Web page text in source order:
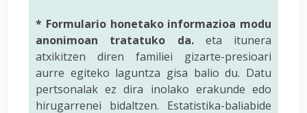
* Formulario honetako informazioa modu
anonimoan tratatuko da.eta itunera
atxikitzen diren familiei gizarte-presioari
aurre egiteko laguntza gisa balio du. Datu
pertsonalak ez dira inolako erakunde edo
hirugarrenei bidaltzen. Estatistika-baliabide